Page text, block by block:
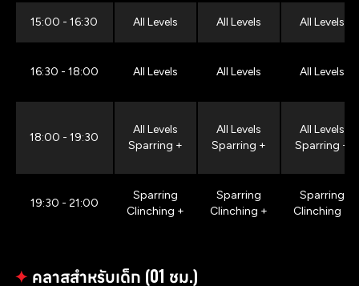
15:00 - 16:30 All Levels All Levels All Levels
16:30 - 18:00 All Levels All Levels All Levels
18:00 - 19:30
All Levels
Sparring +
All Levels
Sparring +
All Levels
Sparring +
19:30 - 21:00
Sparring
Clinching +
Sparring
Clinching +
Sparring
Clinching +
✦ คลาสสำหรับเด็ก (01 ชม.)